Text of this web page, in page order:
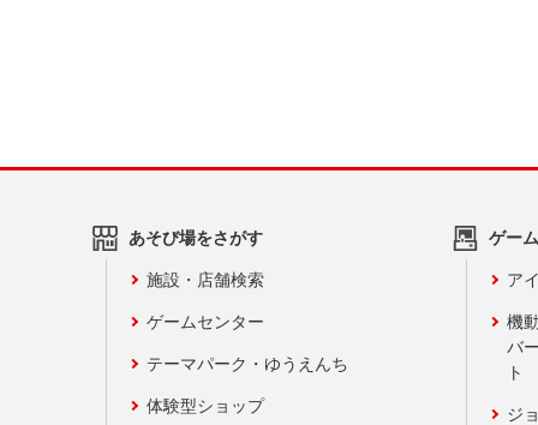
あそび場をさがす
施設・店舗検索
ゲームセンター
テーマパーク・ゆうえんち
体験型ショップ
ゲー
ア
機
バ
ト
ジ